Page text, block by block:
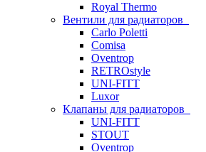
Royal Thermo
Вентили для радиаторов
Carlo Poletti
Comisa
Oventrop
RETROstyle
UNI-FITT
Luxor
Клапаны для радиаторов
UNI-FITT
STOUT
Oventrop